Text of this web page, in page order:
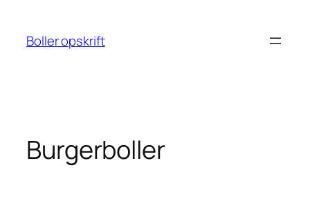
indhold
Boller opskrift
Burgerboller